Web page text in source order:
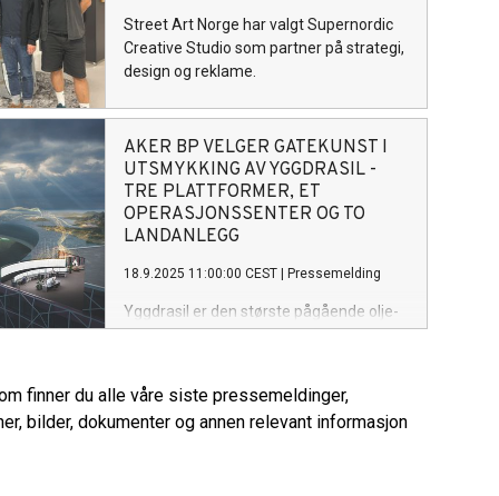
samtidsorientert street art — og de
første kunstverkene er nå skapt i
boligkvarteret til Hugin A-plattformen.
Street Art Norge har valgt Supernordic
Creative Studio som partner på strategi,
design og reklame.
AKER BP VELGER GATEKUNST I
UTSMYKKING AV YGGDRASIL -
TRE PLATTFORMER, ET
OPERASJONSSENTER OG TO
LANDANLEGG
18.9.2025 11:00:00 CEST Pressemelding
Yggdrasil er den største pågående olje-
og gassutbyggingen i Norge. I tett
utsmykkingsprosjekt, der
samtidsorientert street art skal sette sitt
finner du alle våre siste pressemeldinger,
bilder, dokumenter og annen relevant informasjon